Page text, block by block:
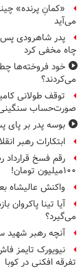
«کمانِ پرنده»
می‌آید
پدر شاهرودی
چاه مخفی کرد
خود فروخته‌ها
می‌کردند؟
توقف طولانی
صورت‌حساب سنگینی
بوسه‌ پدر بر
ابتکارات رهبر
رقم فسخ قرارداد
۱۰۰میلیون تومان!
واکنش عالیشاه
آیا تینا پاکروان
می‌گیرد؟
آنچه رهبر شهید
نیویورک تایمز
تفرقه افکنی در کوبا